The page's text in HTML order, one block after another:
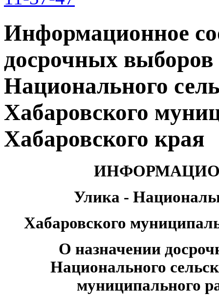
Информационное
досрочных
Национального
Хабаровского
Хабаровского края
Улика -
Хабаровского
О назначении
Национального
муниципального